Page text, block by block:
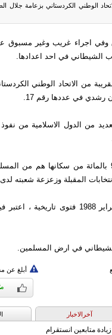
الوطني الكردستاني بزعامة جلال
اجراء غريب وغير مسبوق
الشيطاني في احد اعدادها.
من الاتحاد الوطني
رشدي في عددها رقم 17.
من الدول الاسلامية من
ان اصدار هذا الكتاب الشيطاني والمعادي للدين في منطقة 95 بالمائة
المقبلة وزعزعة شعبته
يذكر ان الامام الخميني الراحل (رض) كان قد اصدر في 14 فبراير
الشيطاني في ارض المسلمين.
أبلغ عن
آخرالاخبار
زيادة متابعين انستقرام